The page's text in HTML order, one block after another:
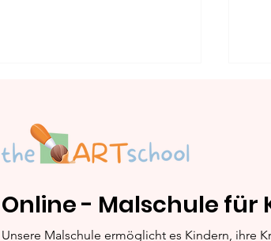
Online - Malschule für
Unsere Malschule ermöglicht es Kindern, ihre